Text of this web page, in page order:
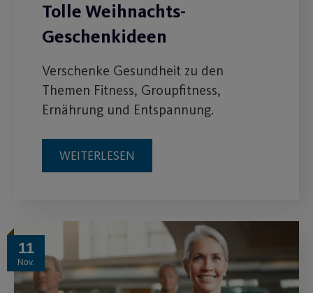
Tolle Weihnachts-
Geschenkideen
Verschenke Gesundheit zu den
Themen Fitness, Groupfitness,
Ernährung und Entspannung.
WEITERLESEN
11
Nov.